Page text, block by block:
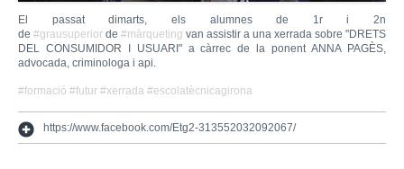
El passat dimarts, els alumnes de 1r i 2n
de #grausuperior de #màrqueting van assistir a una xerrada sobre "DRETS
DEL CONSUMIDOR I USUARI" a càrrec de la ponent ANNA PAGÈS,
advocada, criminologa i api.
#formació #futur #xerrada #escolatècnicagirona
https://www.facebook.com/Etg2-313552032092067/